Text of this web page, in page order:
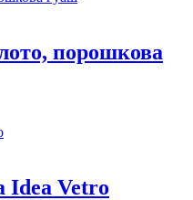
порошкова
Idea Vetro